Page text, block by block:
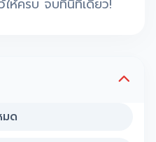
ให้ครบ จบที่นี่ที่เดียว!
มด